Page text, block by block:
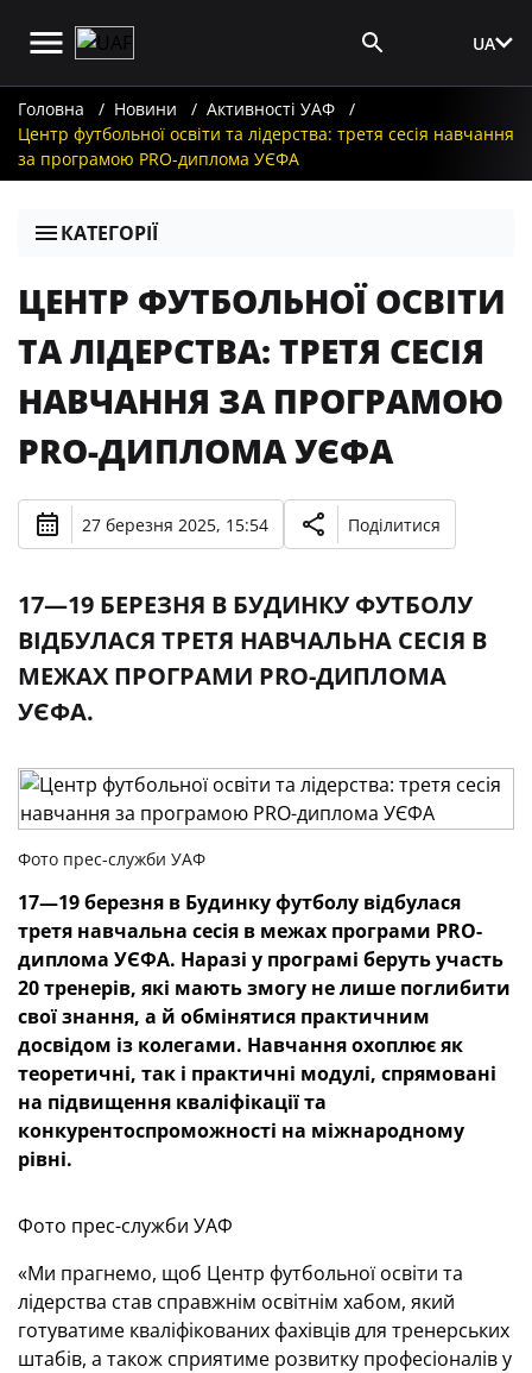
UA
Головна Новини
Активності УАФ
Центр футбольної освіти та лідерства: третя сесія навчання
за програмою PRO-диплома УЄФА
КАТЕГОРІЇ
ЦЕНТР ФУТБОЛЬНОЇ ОСВІТИ
ТА ЛІДЕРСТВА: ТРЕТЯ СЕСІЯ
НАВЧАННЯ ЗА ПРОГРАМОЮ
PRO-ДИПЛОМА УЄФА
27 березня 2025, 15:54 Поділитися
17—19 БЕРЕЗНЯ В БУДИНКУ ФУТБОЛУ
ВІДБУЛАСЯ ТРЕТЯ НАВЧАЛЬНА СЕСІЯ В
МЕЖАХ ПРОГРАМИ PRO-ДИПЛОМА
УЄФА.
Фото прес-служби УАФ
17—19 березня в Будинку футболу відбулася
третя навчальна сесія в межах програми PRO-
диплома УЄФА. Наразі у програмі беруть участь
20 тренерів, які мають змогу не лише поглибити
свої знання, а й обмінятися практичним
досвідом із колегами. Навчання охоплює як
теоретичні, так і практичні модулі, спрямовані
на підвищення кваліфікації та
конкурентоспроможності на міжнародному
рівні.
Фото прес-служби УАФ
«Ми прагнемо, щоб Центр футбольної освіти та
лідерства став справжнім освітнім хабом, який
готуватиме кваліфікованих фахівців для тренерських
штабів, а також сприятиме розвитку професіоналів у